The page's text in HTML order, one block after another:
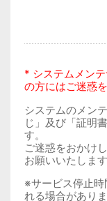
* システムメン
の方にはご迷惑
システムのメン
じ」及び「証明
す。
ご迷惑をおかけ
お願いいたします
※サービス停止
れる場合があり